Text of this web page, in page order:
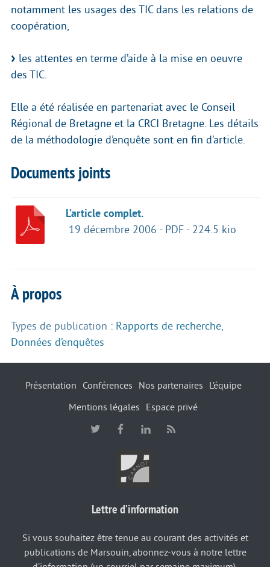
notamment les usages des TIC dans les relations de
coopération,
les attentes en terme d’aide à la mise en oeuvre
des TIC.
Elle a été réalisée en partenariat avec le Conseil
Régional de Bretagne et la CRCI Bretagne. Les détails
de la méthodologie d’enquête sont en fin d’article.
Documents joints
L’article complet.
19 décembre 2006 - PDF - 224.5 kio
À propos
Types de publication : Rapports de recherche
Données d’enquêtes
Présentation Conférences Nos partenaires
L’équipe
Mentions légales
Espace privé
Lettre d’information
Si vous souhaitez être tenue au courant des activités et
publications de Marsouin, abonnez-vous à notre lettre